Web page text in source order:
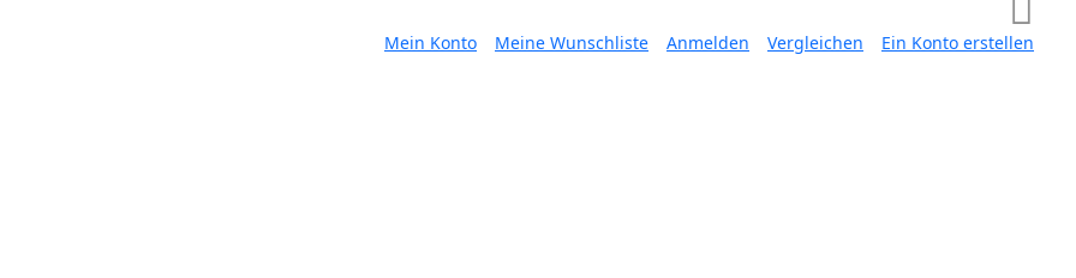
Mein Konto Meine Wunschliste Anmelden Vergleichen Ein Konto erstellen